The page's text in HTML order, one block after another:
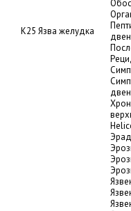
K25 Язва желудка